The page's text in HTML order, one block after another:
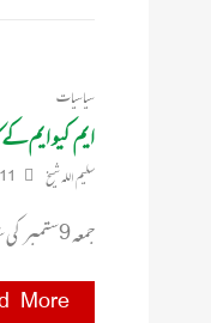
سیاسیات
ایم کیو ایم
سلیم اللہ شیخ
جمعہ 9ستمبر کی شب کو کئی نجی چینلز پر ایم کیو ایم کے قائد الطاف حسین کا کم و بیش
More